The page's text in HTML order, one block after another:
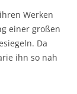
Werken
einer großen
Da
ihn so nah